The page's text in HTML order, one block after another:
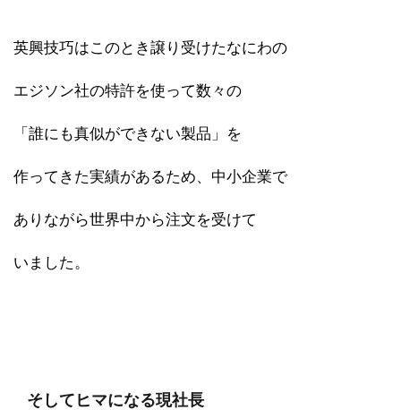
英興技巧はこのとき譲り受けたなにわの
エジソン社の特許を使って数々の
「誰にも真似ができない製品」を
作ってきた実績があるため、中小企業で
ありながら世界中から注文を受けて
いました。
そしてヒマになる現社長